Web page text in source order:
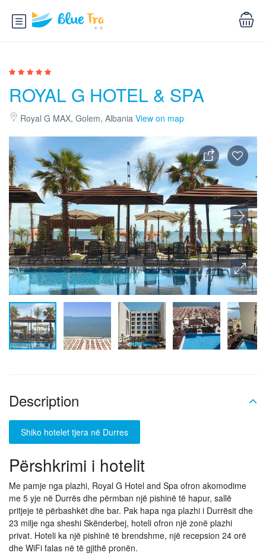
ROYAL G HOTEL & SPA
Royal G MAX, Golem, Albania View on map
Description
Shiko hotelet tjera në Durres
Përshkrimi i hotelit
Me pamje nga plazhi, Royal G Hotel and Spa ofron akomodime
me 5 yje në Durrës dhe përmban një pishinë të hapur, sallë
pritjeje të përbashkët dhe bar. Pak hapa nga plazhi i Durrësit dhe
23 milje nga sheshi Skënderbej, hoteli ofron një zonë plazhi
privat. Hoteli ka një pishinë të brendshme, një recepsion 24 orë
dhe WiFi falas në të gjithë pronën.